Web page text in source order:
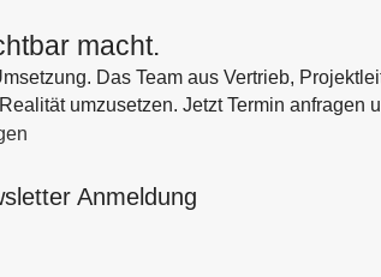
macht.
Das Team aus Vertrieb,
umzusetzen. Jetzt Termin anfragen
Anmeldung